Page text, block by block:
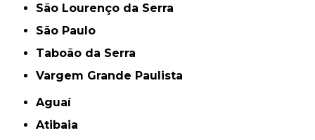
São Lourenço da Serra
São Paulo
Taboão da Serra
Vargem Grande Paulista
Aguaí
Atibaia